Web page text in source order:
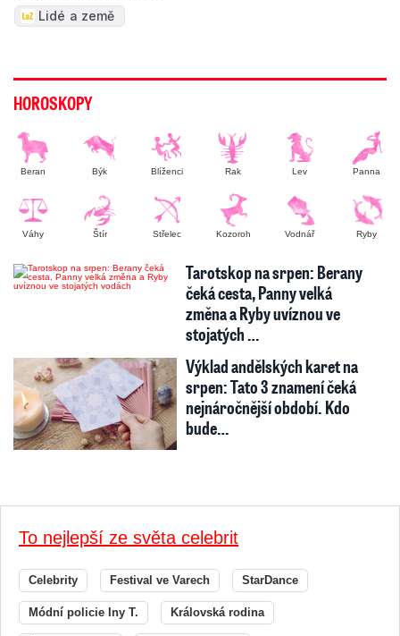
Lidé a země
HOROSKOPY
Beran Býk Blíženci Rak Lev Panna
Váhy Štír Střelec Kozoroh Vodnář Ryby
Tarotskop na srpen: Berany
čeká cesta, Panny velká
změna a Ryby uvíznou ve
stojatých …
Výklad andělských karet na
srpen: Tato 3 znamení čeká
nejnáročnější období. Kdo
bude…
To nejlepší ze světa celebrit
Celebrity Festival ve Varech StarDance
Módní policie Iny T. Královská rodina